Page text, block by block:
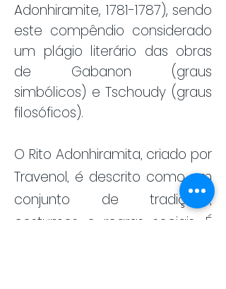
Adonhiramite, 1781-1787), sendo
este compêndio considerado
um plágio literário das obras
de Gabanon (graus
simbólicos) e Tschoudy (graus
filosóficos).
O Rito Adonhiramita, criado por
Travenol, é descrito como um
conjunto de tradições,
costumes e regras sociais. É